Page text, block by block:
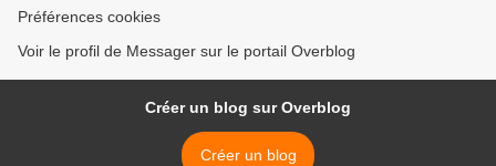
Préférences cookies
Voir le profil de Messager sur le portail Overblog
Créer un blog sur Overblog
Créer un blog